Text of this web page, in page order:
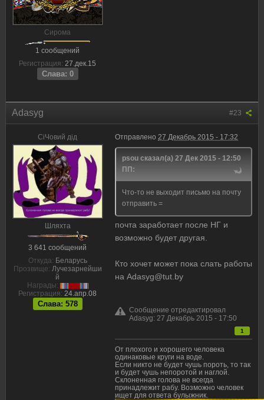
Сирома
1 сообщений
Регистрация: 27.дек.15
Слава: 0
#23
Adasyg
CiЧовий дiд
Шляхта
3 641 сообщений
Откуда: Беларусь
Прозвище: Лучезарнейши
й
Награды:
Регистрация: 24.апр.08
Слава: 578
Отправлено 27 Декабрь 2015 - 17:32
psou сказал(а) 27 Дек 2015 - 12:50
ПП:
Что-то не выходит письмо на почту
отправить =
почта заработает после НГ и
возможно будет другая.
Кто хочет может пока слать работы
на Adasyg@tut.by
Сообщение отредактировал
Adasyg: 27 Декабрь 2015 - 17:50
1
От плохого и хорошего человека
одинаковые круги на воде.
Если никто не будет чушь пороть, то так
и будет чушь непоротой и наглой.
Склоненная голова не всегда
принадлежит рабу. Возможно человек
ищет для ответа булыжник.